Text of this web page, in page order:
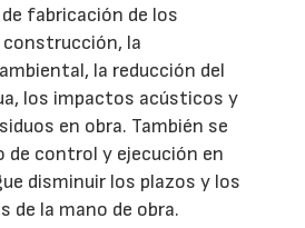
fabricación de los
la
la reducción del
los impactos acústicos y
en obra. También se
de control y ejecución en
disminuir los plazos y los
de la mano de obra.